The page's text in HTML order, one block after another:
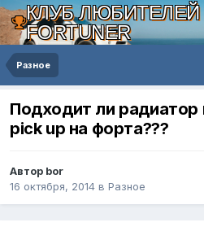
КЛУБ ЛЮБИТЕЛЕЙ
FORTUNER
Разное
Подходит ли радиатор
pick up на форта???
Автор bor
16 октября, 2014 в Разное